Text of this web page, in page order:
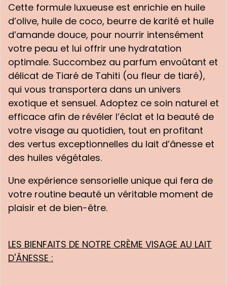
Cette formule luxueuse est enrichie en huile
d’olive, huile de coco, beurre de karité et huile
d’amande douce, pour nourrir intensément
votre peau et lui offrir une hydratation
optimale. Succombez au parfum envoûtant et
délicat de Tiaré de Tahiti (ou fleur de tiaré),
qui vous transportera dans un univers
exotique et sensuel. Adoptez ce soin naturel et
efficace afin de révéler l’éclat et la beauté de
votre visage au quotidien, tout en profitant
des vertus exceptionnelles du lait d’ânesse et
des huiles végétales.
Une expérience sensorielle unique qui fera de
votre routine beauté un véritable moment de
plaisir et de bien-être.
LES BIENFAITS DE NOTRE CRÈME VISAGE AU LAIT
D'ÂNESSE :